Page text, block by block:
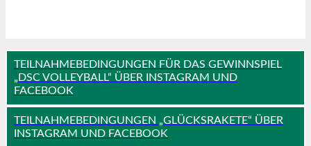
TEILNAHMEBEDINGUNGEN FÜR DAS GEWINNSPIEL
„DSC VOLLEYBALL“ ÜBER INSTAGRAM UND
FACEBOOK
TEILNAHMEBEDINGUNGEN „GLÜCKSRAKETE“ ÜBER
INSTAGRAM UND FACEBOOK